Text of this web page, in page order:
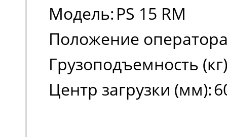
Модель: PS 15 RM
Положение
Грузоподъемность
Центр загрузки (мм):